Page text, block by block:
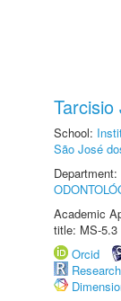
School:
São José
Department:
Academic
title: MS-5.3
Orcid